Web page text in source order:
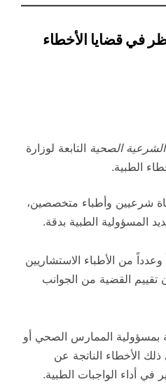
في قضايا الأخطاء
الشرعية الصحية التابعة لوزارة
الطبية.
شرعيين وأطباء متخصصين،
المسؤولية الطبية بدقة.
من الأطباء الاستشاريين
تقييم القضية من الجوانب
بمسؤولية الممارس الصحي أو
الأخطاء الناتجة عن
في أداء الواجبات الطبية.